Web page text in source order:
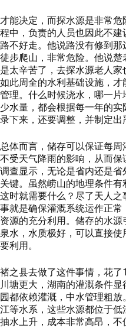
才能决定，而探水源是非常
程中，负责的人员也因此不
路不好走。他说路没有修到
徒步爬山，非常危险。他说
是太辛苦了，去探水源老人
如此周全的水利基础设施，
管理。什么时候浇水，哪一
少水量，都会根据每一年的
录下来，还要调整，并制定出
总体而言，储存可以保证每
不受天气降雨的影响，从而
调查显示，无论是省内还是
关键。虽然崂山的地理条件有
这时就需要什么？尽了天人
事就是确保灌溉系统运作正
资源的充分利用。储存的水
泉水，水质极好，可以直接
要利用。
褚之县去做了这件事情，花
川塘更大，湖南的灌溉条件
园都依赖灌溉，中水管理粗
江等水系，这些水源都位于
抽水上升，成本非常高昂，